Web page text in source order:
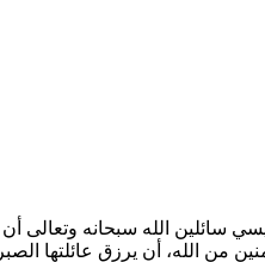
سائلين الله سبحانه وتعالى أن
من الله، أن يرزق عائلتها الصبر